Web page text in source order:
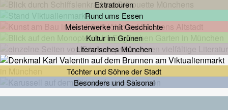
Extratouren
Rund ums Essen
Meisterwerke mit Geschichte
Kultur im Grünen
Literarisches München
Töchter und Söhne der Stadt
Besonders und Saisonal